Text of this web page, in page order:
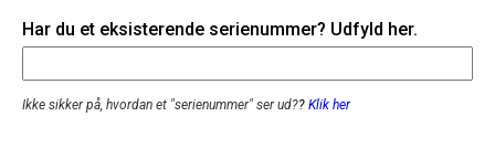
Har du et eksisterende serienummer? Udfyld her.
Ikke sikker på, hvordan et "serienummer" ser ud?? Klik her